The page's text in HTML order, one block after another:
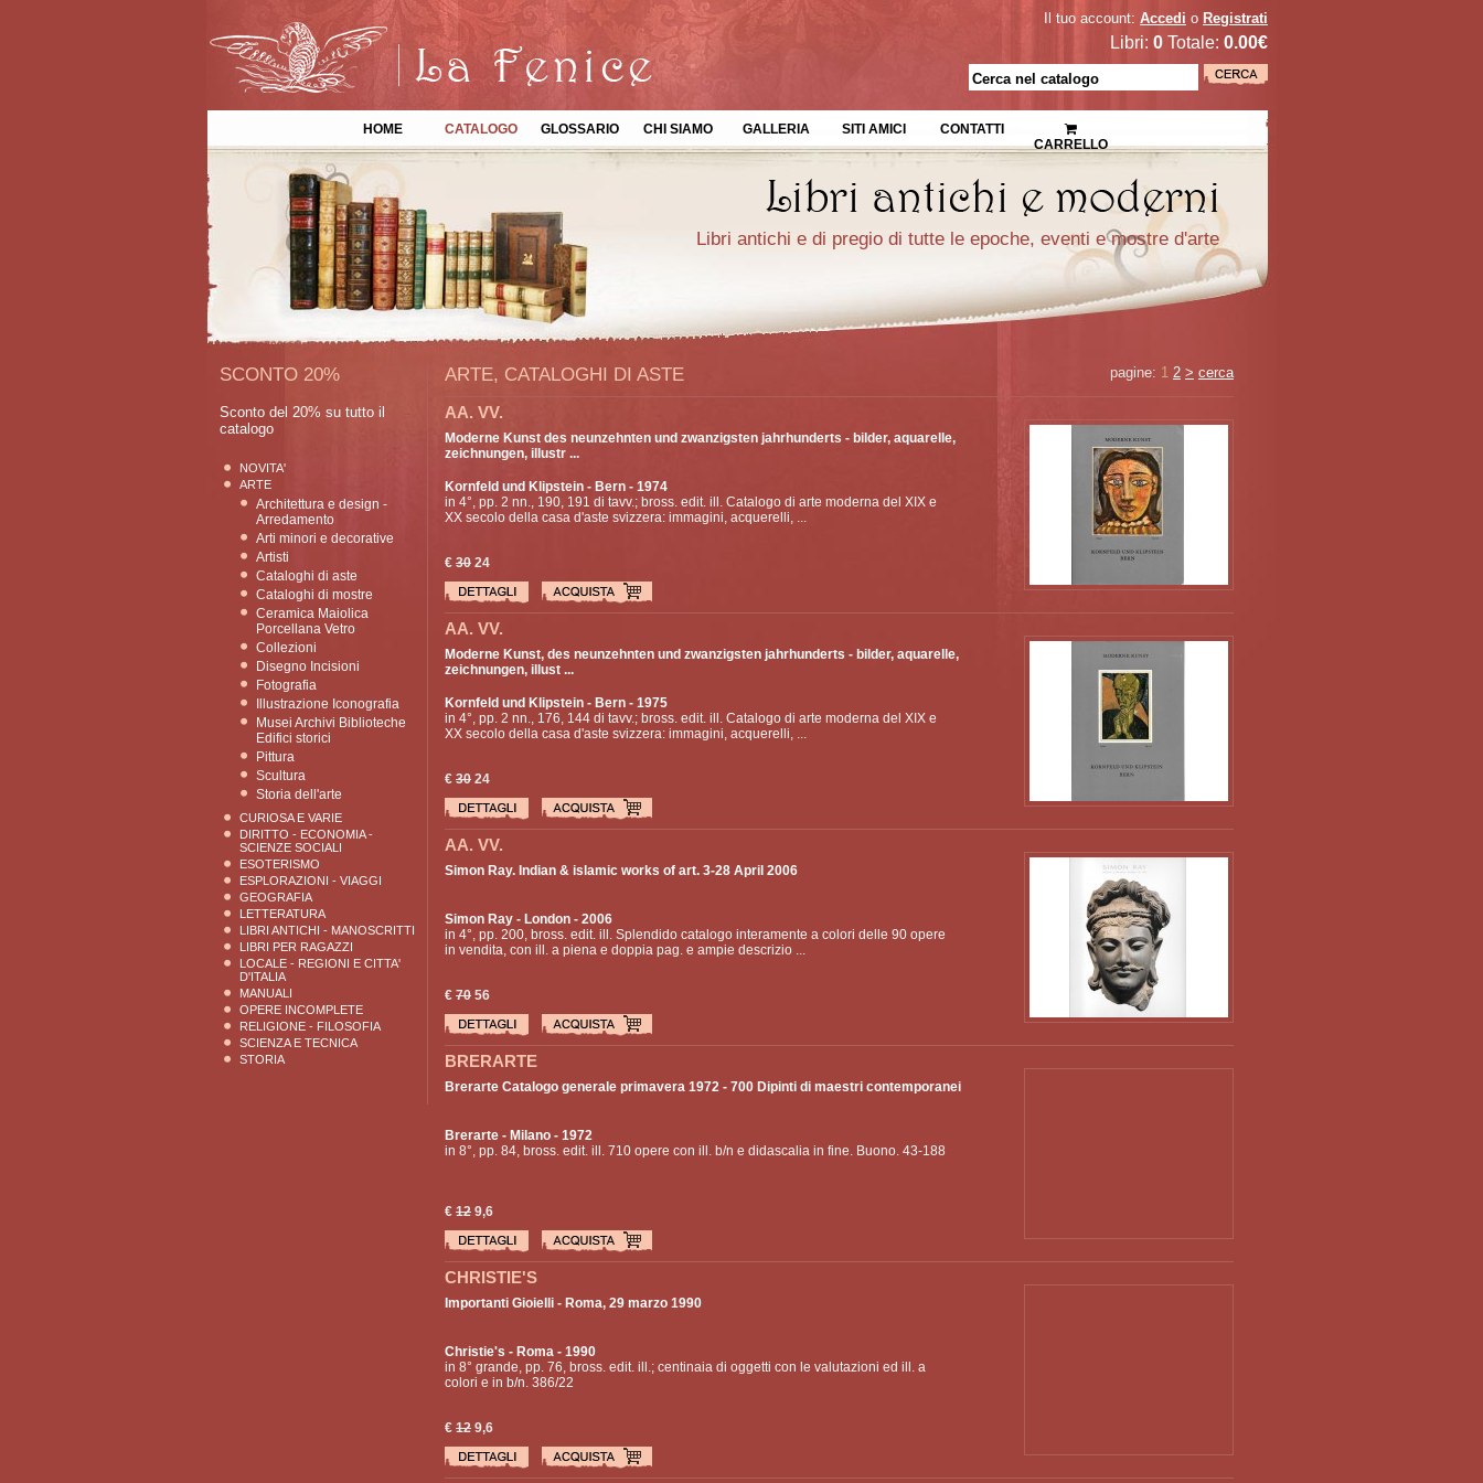
Il tuo account: Accedi o Registrati
Libri: 0 Totale: 0.00€
HOME CATALOGO GLOSSARIO CHI SIAMO GALLERIA SITI AMICI
CONTATTI
CARRELLO
Libri antichi e di pregio di tutte le epoche, eventi e mostre d'arte
SCONTO 20%
Sconto del 20% su tutto il
catalogo
NOVITA'
ARTE
Architettura e design -
Arredamento
Arti minori e decorative
Artisti
Cataloghi di aste
Cataloghi di mostre
Ceramica Maiolica
Porcellana Vetro
Collezioni
Disegno Incisioni
Fotografia
Illustrazione Iconografia
Musei Archivi Biblioteche
Edifici storici
Pittura
Scultura
Storia dell'arte
CURIOSA E VARIE
DIRITTO - ECONOMIA -
SCIENZE SOCIALI
ESOTERISMO
ESPLORAZIONI - VIAGGI
GEOGRAFIA
LETTERATURA
LIBRI ANTICHI - MANOSCRITTI
LIBRI PER RAGAZZI
LOCALE - REGIONI E CITTA'
D'ITALIA
MANUALI
OPERE INCOMPLETE
RELIGIONE - FILOSOFIA
SCIENZA E TECNICA
STORIA
pagine: 1 2 > cerca
ARTE, CATALOGHI DI ASTE
AA. VV.
Moderne Kunst des neunzehnten und zwanzigsten jahrhunderts - bilder, aquarelle,
zeichnungen, illustr ...
Kornfeld und Klipstein - Bern - 1974
in 4°, pp. 2 nn., 190, 191 di tavv.; bross. edit. ill. Catalogo di arte moderna del XIX e
XX secolo della casa d'aste svizzera: immagini, acquerelli, ...
€ 30 24
AA. VV.
Moderne Kunst, des neunzehnten und zwanzigsten jahrhunderts - bilder, aquarelle,
zeichnungen, illust ...
Kornfeld und Klipstein - Bern - 1975
in 4°, pp. 2 nn., 176, 144 di tavv.; bross. edit. ill. Catalogo di arte moderna del XIX e
XX secolo della casa d'aste svizzera: immagini, acquerelli, ...
€ 30 24
AA. VV.
Simon Ray. Indian & islamic works of art. 3-28 April 2006
Simon Ray - London - 2006
in 4°, pp. 200, bross. edit. ill. Splendido catalogo interamente a colori delle 90 opere
in vendita, con ill. a piena e doppia pag. e ampie descrizio ...
€ 70 56
BRERARTE
Brerarte Catalogo generale primavera 1972 - 700 Dipinti di maestri contemporanei
Brerarte - Milano - 1972
in 8°, pp. 84, bross. edit. ill. 710 opere con ill. b/n e didascalia in fine. Buono. 43-188
€ 12 9,6
CHRISTIE'S
Importanti Gioielli - Roma, 29 marzo 1990
Christie's - Roma - 1990
in 8° grande, pp. 76, bross. edit. ill.; centinaia di oggetti con le valutazioni ed ill. a
colori e in b/n. 386/22
€ 12 9,6